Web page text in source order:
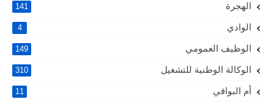
الهجرة 141
الوادي 4
الوظيف العمومي 149
الوكالة الوطنية للتشغيل 310
أم البواقي 11